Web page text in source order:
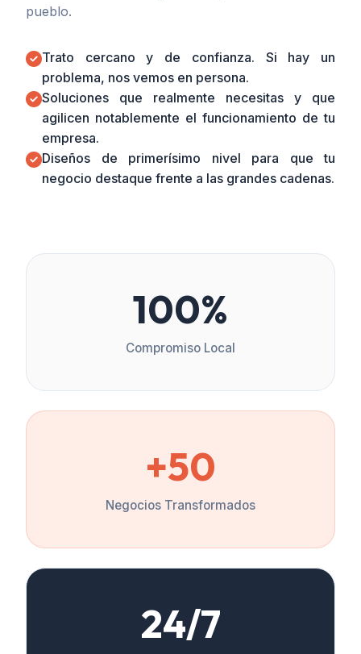
pueblo.
Trato cercano y de confianza. Si hay un
problema, nos vemos en persona.
Soluciones que realmente necesitas y que
agilicen notablemente el funcionamiento de tu
empresa.
Diseños de primerísimo nivel para que tu
negocio destaque frente a las grandes cadenas.
100%
Compromiso Local
+50
Negocios Transformados
24/7